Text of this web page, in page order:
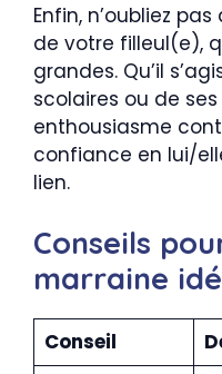
Enfin, n’oubliez pas
de votre filleul(e),
grandes. Qu’il
scolaires ou de
enthousiasme
confiance en lui/
lien.
Conseils
marraine
Conseil